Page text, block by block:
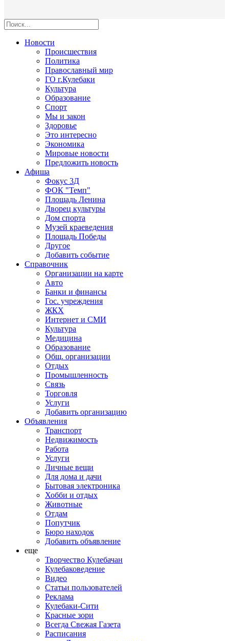
Новости
Происшествия
Политика
Православный мир
ГО г.Кулебаки
Культура
Образование
Спорт
Мы и закон
Здоровье
Это интересно
Экономика
Мировые новости
Предложить новость
Афиша
Фокус 3Д
ФОК "Темп"
Площадь Ленина
Дворец культуры
Дом спорта
Музей краеведения
Площадь Победы
Другое
Добавить событие
Справочник
Организации на карте
Авто
Банки и финансы
Гос. учреждения
ЖКХ
Интернет и СМИ
Культура
Медицина
Образование
Общ. организации
Отдых
Промышленность
Связь
Торговля
Услуги
Добавить организацию
Объявления
Транспорт
Недвижимость
Работа
Услуги
Личные вещи
Для дома и дачи
Бытовая электроника
Хобби и отдых
Животные
Отдам
Попутчик
Бюро находок
Добавить объявление
еще
Творчество Кулебачан
Кулебаковедение
Видео
Статьи пользователей
Реклама
Кулебаки-Сити
Красные зори
Всегда Свежая Газета
Расписания